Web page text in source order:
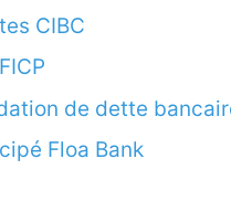
CIBC
de dette
Floa Bank